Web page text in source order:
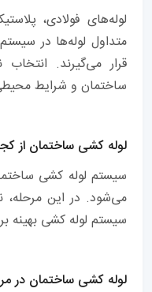
لوله‌های فولادی،
متداول لوله‌ها در
قرار می‌گیرند.
ساختمان و شرایط
لوله کشی ساختمان از
سیستم لوله کشی
می‌شود. در این مرحله،
سیستم لوله کشی بهینه
لوله کشی ساختمان در